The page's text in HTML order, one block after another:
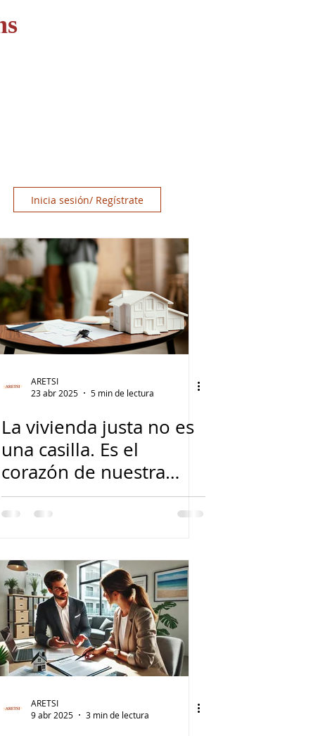
Inicia sesión/ Regístrate
ARETSI
23 abr 2025
5 min de lectura
La vivienda justa no es
una casilla. Es el
corazón de nuestra
industria.
ARETSI
9 abr 2025
3 min de lectura